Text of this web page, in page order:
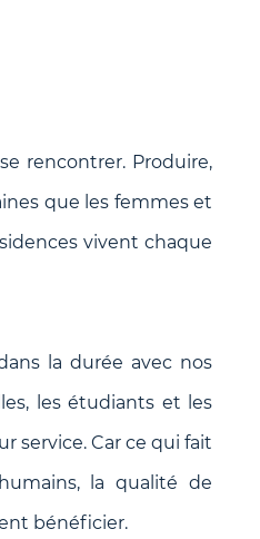
rencontrer. Produire,
que les femmes et
vivent chaque
la durée avec nos
les étudiants et les
service. Car ce qui fait
la qualité de
bénéficier.